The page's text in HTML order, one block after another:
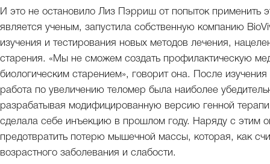
И это не остановило Лиз Пэрриш от попыток применить
является ученым, запустила собственную компанию
изучения и тестирования новых методов лечения,
старения. «Мы не сможем создать профилактическую
биологическим старением», говорит она. После
работа по увеличению теломер была наиболее
разрабатывая модифицированную версию генной
сделала себе инъекцию в прошлом году. Наряду с этим
предотвратить потерю мышечной массы, которая, как
возрастного заболевания и слабости.